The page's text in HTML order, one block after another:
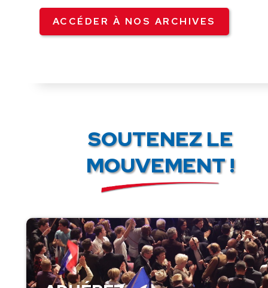
ACCÉDER À NOS ARCHIVES
SOUTENEZ LE
MOUVEMENT !